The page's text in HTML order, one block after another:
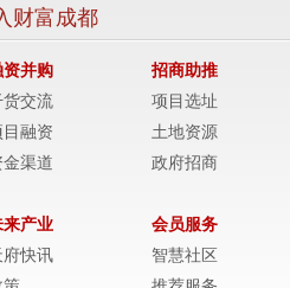
财富成都
资并购
货交流
目融资
金渠道
招商助推
项目选址
土地资源
政府招商
来产业
府快讯
会员服务
智慧社区